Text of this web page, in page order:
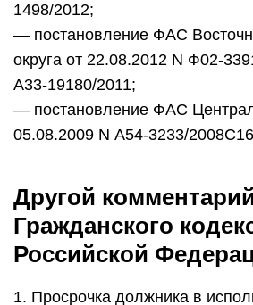
1498/2012;
— постановление ФАС
округа от 22.08.2012 N Ф02-
А33-19180/2011;
— постановление ФАС
05.08.2009 N А54-3233/
Другой
Гражданского
Российской
1. Просрочка должника в